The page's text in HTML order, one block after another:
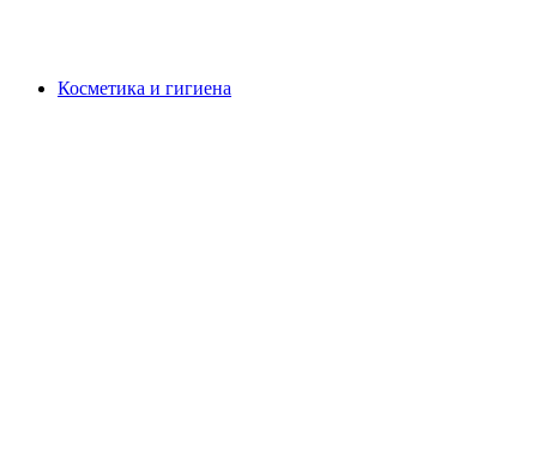
Косметика и гигиена